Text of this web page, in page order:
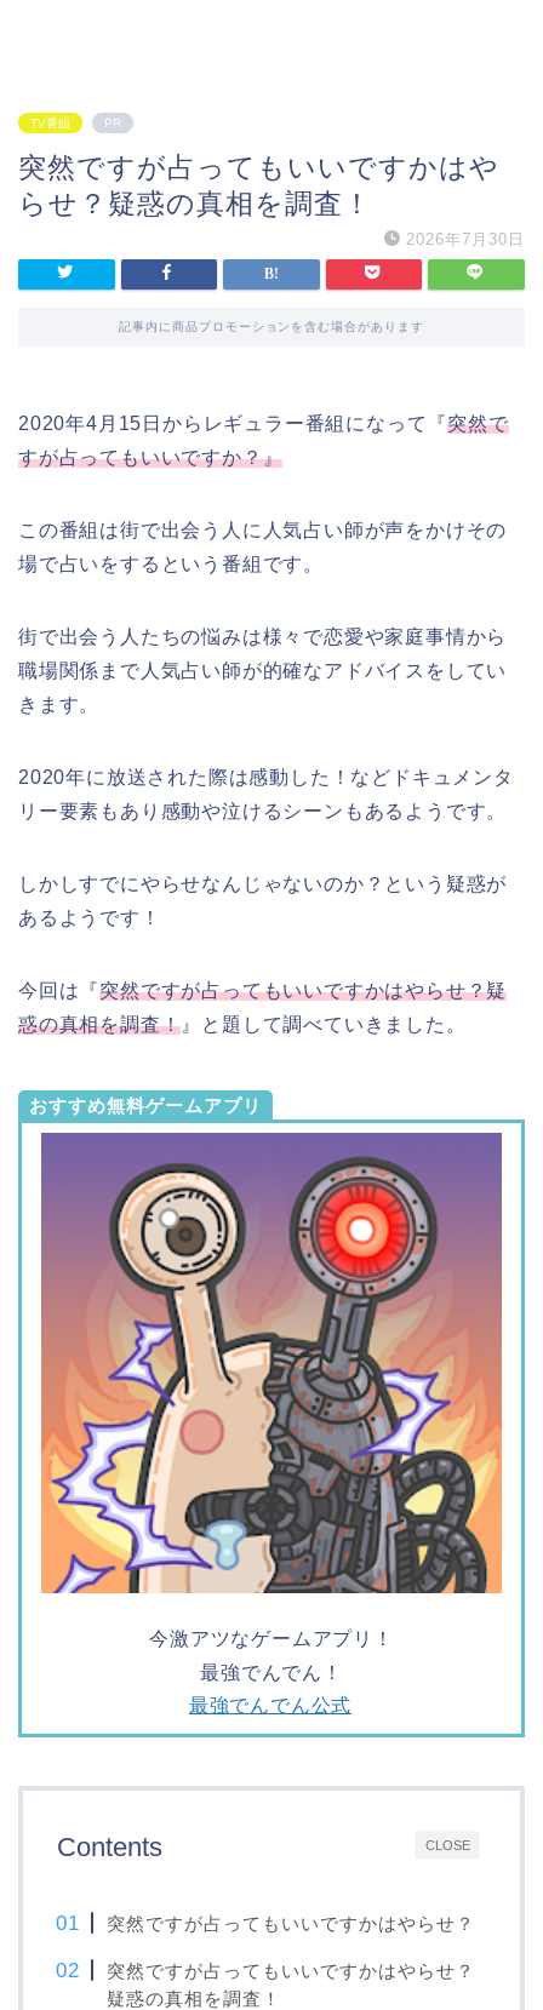
TV番組 PR
突然ですが占ってもいいですかはや
らせ？疑惑の真相を調査！
2026年7月30日
記事内に商品プロモーションを含む場合があります
2020年4月15日からレギュラー番組 になって『突然で
すが占ってもいいですか？』
この番組は街で出会う人に人気占い師が声をかけその
場で占いをするという番組です。
街で出会う人たちの悩みは様々で恋愛や家庭事情から
職場関係まで人気占い師が的確なアドバイスをしてい
きます。
2020年に放送された際は感動した！などドキュメンタ
リー要素もあり感動や泣けるシーンもあるようです。
しかしすでにやらせなんじゃないのか？という疑惑が
あるようです！
今回は『突然ですが占ってもいいですかはやらせ？疑
惑の真相を調査！ 』と題して調べていきました。
おすすめ無料ゲームアプリ
今激アツなゲームアプリ！
最強でんでん！
最強でんでん公式
CLOSE
Contents
突然ですが占ってもいいですかはやらせ？
突然ですが占ってもいいですかはやらせ？
疑惑の真相を調査！